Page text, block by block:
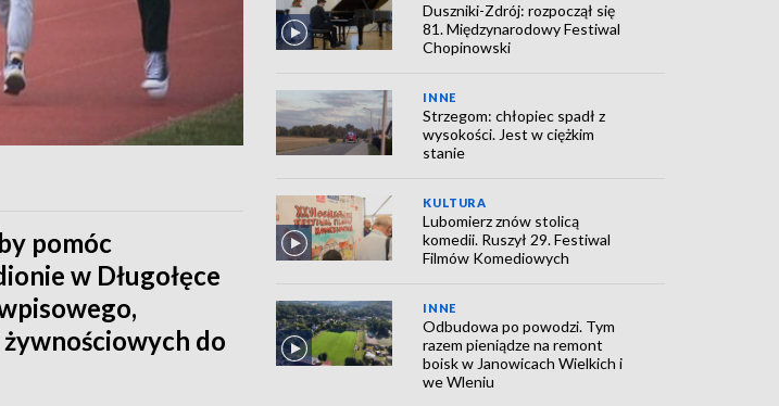
pomóc
w Długołęce
do
Duszniki-Zdrój: rozpoczął się
81. Międzynarodowy Festiwal
Chopinowski
INNE
Strzegom: chłopiec spadł z
wysokości. Jest w ciężkim
stanie
KULTURA
Lubomierz znów stolicą
komedii. Ruszył 29. Festiwal
Filmów Komediowych
INNE
Odbudowa po powodzi. Tym
razem pieniądze na remont
boisk w Janowicach Wielkich i
we Wleniu